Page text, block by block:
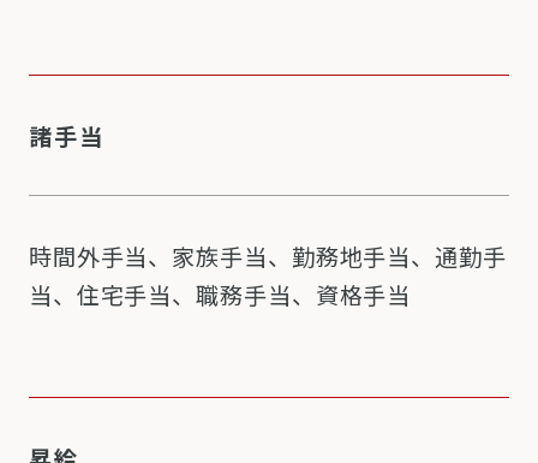
諸手当
時間外手当、家族手当、勤務地手当、通勤手
当、住宅手当、職務手当、資格手当